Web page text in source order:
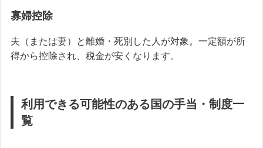
寡婦控除
夫（または妻）と離婚・死別した人が対象。一定額が所
得から控除され、税金が安くなります。
利用できる可能性のある国の手当・制度一
覧